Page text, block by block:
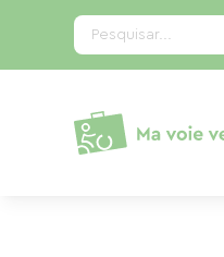
Pesquisar...
Painel de